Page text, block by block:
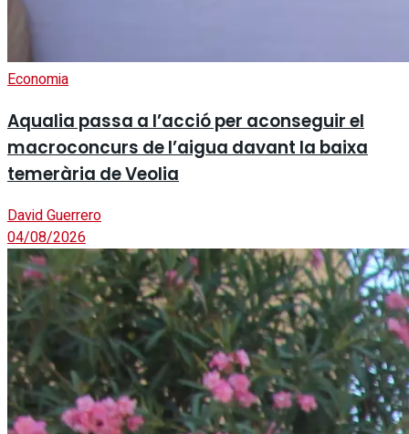
Economia
Aqualia passa a l’acció per aconseguir el
macroconcurs de l’aigua davant la baixa
temerària de Veolia
David Guerrero
04/08/2026